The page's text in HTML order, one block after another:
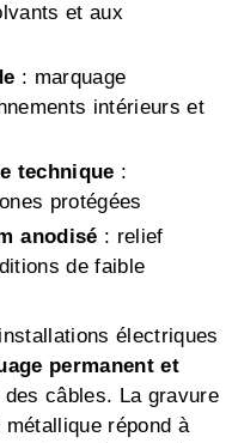
et aux
: marquage
intérieurs et
technique :
protégées
anodisé : relief
de faible
électriques
permanent et
câbles. La gravure
répond à